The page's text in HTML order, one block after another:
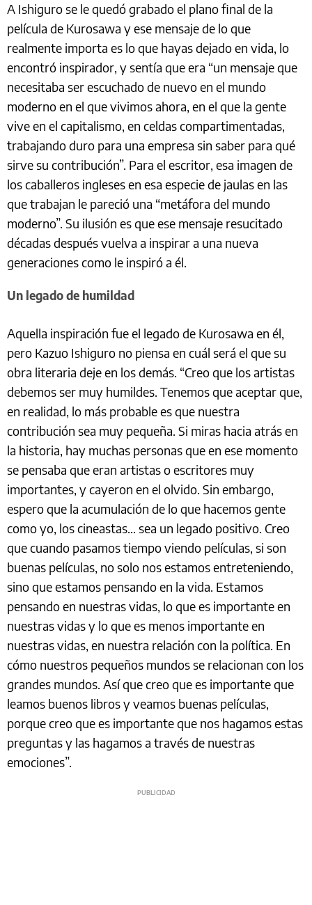
A Ishiguro se le quedó grabado el plano final de la
película de Kurosawa y ese mensaje de lo que
realmente importa es lo que hayas dejado en vida, lo
encontró inspirador, y sentía que era “un mensaje que
necesitaba ser escuchado de nuevo en el mundo
moderno en el que vivimos ahora, en el que la gente
vive en el capitalismo, en celdas compartimentadas,
trabajando duro para una empresa sin saber para qué
sirve su contribución”. Para el escritor, esa imagen de
los caballeros ingleses en esa especie de jaulas en las
que trabajan le pareció una “metáfora del mundo
moderno”. Su ilusión es que ese mensaje resucitado
décadas después vuelva a inspirar a una nueva
generaciones como le inspiró a él.
Un legado de humildad
Aquella inspiración fue el legado de Kurosawa en él,
pero Kazuo Ishiguro no piensa en cuál será el que su
obra literaria deje en los demás. “Creo que los artistas
debemos ser muy humildes. Tenemos que aceptar que,
en realidad, lo más probable es que nuestra
contribución sea muy pequeña. Si miras hacia atrás en
la historia, hay muchas personas que en ese momento
se pensaba que eran artistas o escritores muy
importantes, y cayeron en el olvido. Sin embargo,
espero que la acumulación de lo que hacemos gente
como yo, los cineastas… sea un legado positivo. Creo
que cuando pasamos tiempo viendo películas, si son
buenas películas, no solo nos estamos entreteniendo,
sino que estamos pensando en la vida. Estamos
pensando en nuestras vidas, lo que es importante en
nuestras vidas y lo que es menos importante en
nuestras vidas, en nuestra relación con la política. En
cómo nuestros pequeños mundos se relacionan con los
grandes mundos. Así que creo que es importante que
leamos buenos libros y veamos buenas películas,
porque creo que es importante que nos hagamos estas
preguntas y las hagamos a través de nuestras
emociones”.